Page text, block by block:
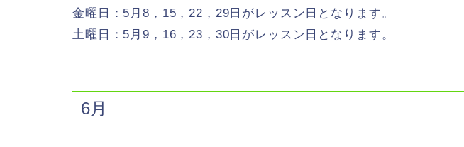
金曜日：5月8，15，22，29日がレッスン日となります。
土曜日：5月9，16，23，30日がレッスン日となります。
6月